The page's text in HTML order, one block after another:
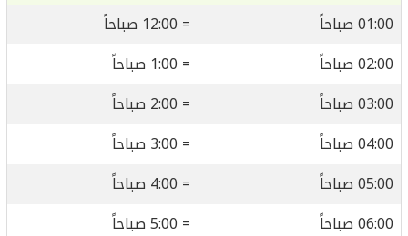
01:00 صباحاً
= 12:00 صباحاً
02:00 صباحاً
= 1:00 صباحاً
03:00 صباحاً
= 2:00 صباحاً
04:00 صباحاً
= 3:00 صباحاً
05:00 صباحاً
= 4:00 صباحاً
06:00 صباحاً
= 5:00 صباحاً